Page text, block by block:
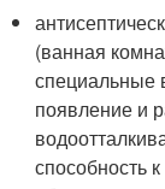
(ванная
появление и
способность